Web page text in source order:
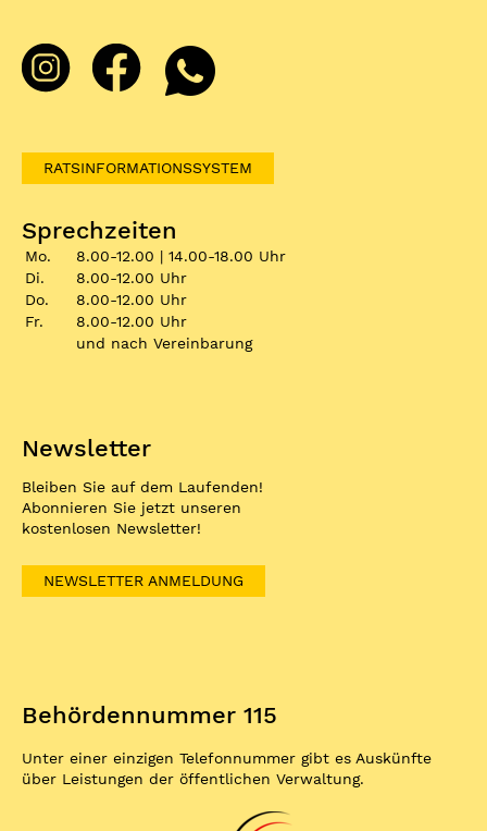
RATSINFORMATIONSSYSTEM
Sprechzeiten
Mo.
8.00-12.00 | 14.00-18.00 Uhr
Di.
8.00-12.00 Uhr
Do.
8.00-12.00 Uhr
Fr.
8.00-12.00 Uhr
und nach Vereinbarung
Newsletter
Bleiben Sie auf dem Laufenden!
Abonnieren Sie jetzt unseren
kostenlosen Newsletter!
NEWSLETTER ANMELDUNG
Behördennummer 115
Unter einer einzigen Telefonnummer gibt es Auskünfte
über Leistungen der öffentlichen Verwaltung.